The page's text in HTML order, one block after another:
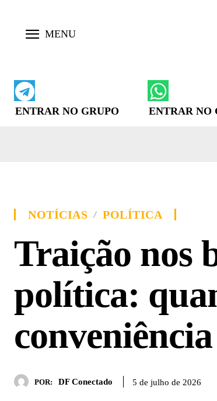
ENTRAR NO GRUPO ENTRAR NO
NOTÍCIAS POLÍTICA
Traição nos
política:
POR: DF Conectado 5 de julho de 2026